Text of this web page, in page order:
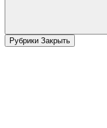
Рубрики Закрыть